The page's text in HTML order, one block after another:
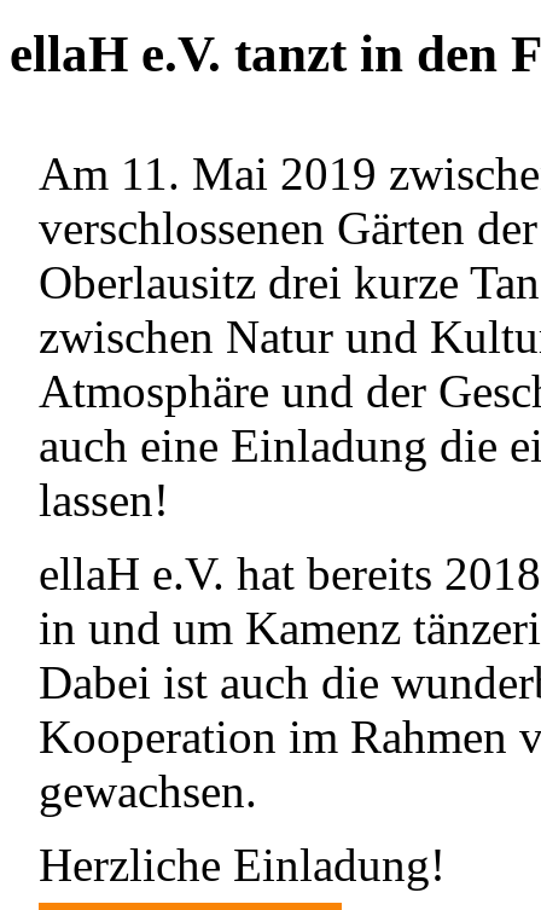
ellaH e.V. tanzt in den
Am 11. Mai 2019
verschlossenen Gärten
Oberlausitz drei kurze
zwischen Natur und
Atmosphäre und der
auch eine Einladung die
lassen!
ellaH e.V. hat bereits
in und um Kamenz
Dabei ist auch die
Kooperation im Rahmen
gewachsen.
Herzliche Einladung!